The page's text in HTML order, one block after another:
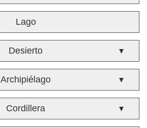
Lago
Desierto ▼
Archipiélago ▼
Cordillera ▼